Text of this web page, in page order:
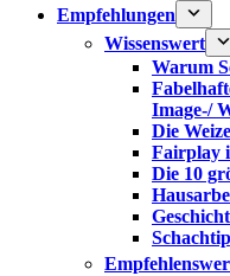
Empfehlungen
Wissenswert
Warum
Image-/
Die
Fairplay
Die 10